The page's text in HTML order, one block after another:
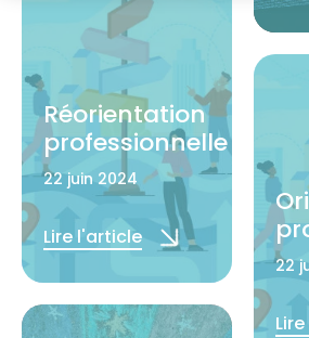
Réorientation
professionnelle
22 juin 2024
Lire l'article
22